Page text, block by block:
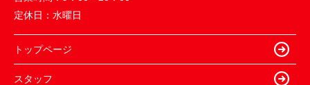
定休日： 水曜日
トップページ
スタッフ